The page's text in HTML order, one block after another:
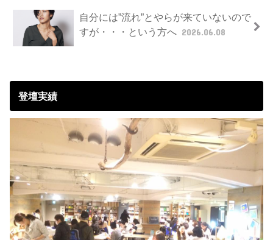
自分には”流れ”とやらが来ていないので
すが・・・という方へ 2026.06.08
登壇実績